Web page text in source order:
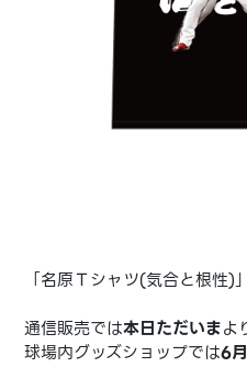
「名原Ｔシャツ(気合と根性)
通信販売では本日ただいまよ
球場内グッズショップでは6